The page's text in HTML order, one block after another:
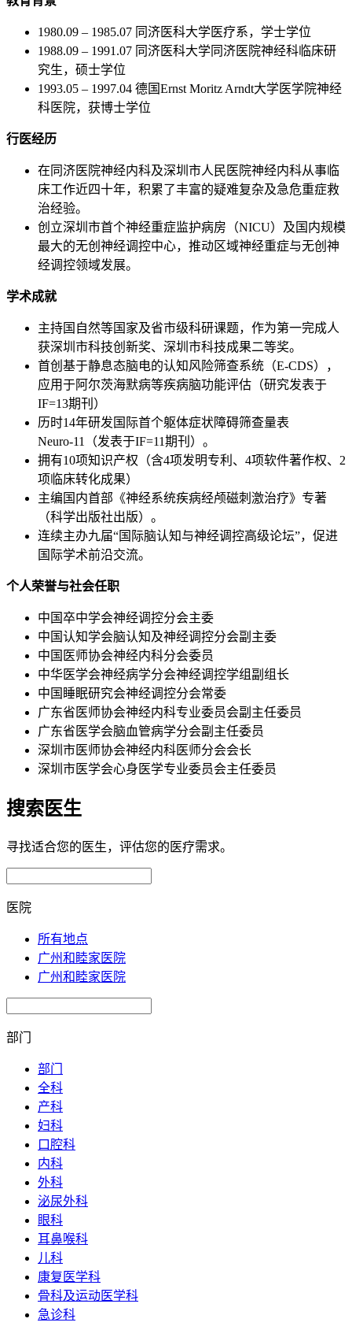
1980.09 – 1985.07 同济医科大学医疗系，学士学位
1988.09 – 1991.07 同济医科大学同济医院神经科临床研
究生，硕士学位
1993.05 – 1997.04 德国Ernst Moritz Arndt大学医学院神经
科医院，获博士学位
行医经历
在同济医院神经内科及深圳市人民医院神经内科从事临
床工作近四十年，积累了丰富的疑难复杂及急危重症救
治经验。
创立深圳市首个神经重症监护病房（NICU）及国内规模
最大的无创神经调控中心，推动区域神经重症与无创神
经调控领域发展。
学术成就
主持国自然等国家及省市级科研课题，作为第一完成人
获深圳市科技创新奖、深圳市科技成果二等奖。
首创基于静息态脑电的认知风险筛查系统（E‑CDS），
应用于阿尔茨海默病等疾病脑功能评估（研究发表于
IF=13期刊）
历时14年研发国际首个躯体症状障碍筛查量表
Neuro‑11（发表于IF=11期刊）。
拥有10项知识产权（含4项发明专利、4项软件著作权、2
项临床转化成果）
主编国内首部《神经系统疾病经颅磁刺激治疗》专著
（科学出版社出版）。
连续主办九届“国际脑认知与神经调控高级论坛”，促进
国际学术前沿交流。
个人荣誉与社会任职
中国卒中学会神经调控分会主委
中国认知学会脑认知及神经调控分会副主委
中国医师协会神经内科分会委员
中华医学会神经病学分会神经调控学组副组长
中国睡眠研究会神经调控分会常委
广东省医师协会神经内科专业委员会副主任委员
广东省医学会脑血管病学分会副主任委员
深圳市医师协会神经内科医师分会会长
深圳市医学会心身医学专业委员会主任委员
搜索医生
寻找适合您的医生，评估您的医疗需求。
医院
所有地点
广州和睦家医院
广州和睦家医院
部门
部门
全科
产科
妇科
口腔科
内科
外科
泌尿外科
眼科
耳鼻喉科
儿科
康复医学科
骨科及运动医学科
急诊科